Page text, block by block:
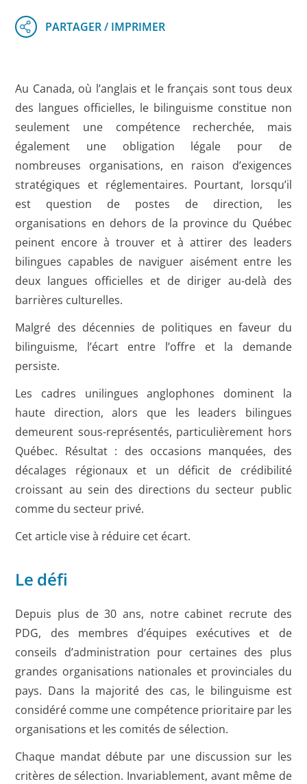
Au Canada, où l’anglais et le français sont tous deux
des langues officielles, le bilinguisme constitue non
seulement une compétence recherchée, mais
également une obligation légale pour de
nombreuses organisations, en raison d’exigences
stratégiques et réglementaires. Pourtant, lorsqu’il
est question de postes de direction, les
organisations en dehors de la province du Québec
peinent encore à trouver et à attirer des leaders
bilingues capables de naviguer aisément entre les
deux langues officielles et de diriger au-delà des
barrières culturelles.
Malgré des décennies de politiques en faveur du
bilinguisme, l’écart entre l’offre et la demande
persiste.
Les cadres unilingues anglophones dominent la
haute direction, alors que les leaders bilingues
demeurent sous-représentés, particulièrement hors
Québec. Résultat : des occasions manquées, des
décalages régionaux et un déficit de crédibilité
croissant au sein des directions du secteur public
comme du secteur privé.
Cet article vise à réduire cet écart.
Le défi
Depuis plus de 30 ans, notre cabinet recrute des
PDG, des membres d’équipes exécutives et de
conseils d’administration pour certaines des plus
grandes organisations nationales et provinciales du
pays. Dans la majorité des cas, le bilinguisme est
considéré comme une compétence prioritaire par les
organisations et les comités de sélection.
Chaque mandat débute par une discussion sur les
critères de sélection. Invariablement, avant même de